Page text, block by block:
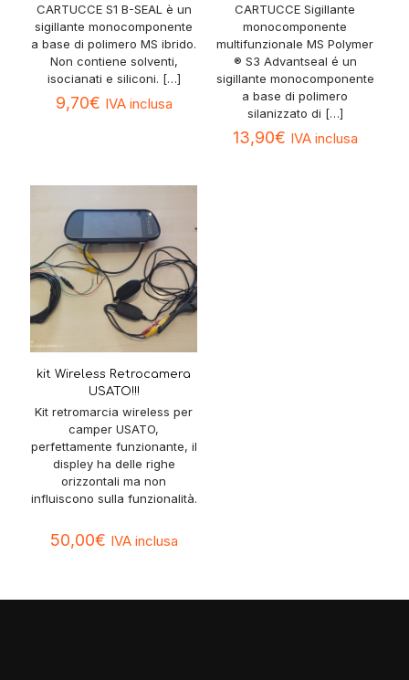
CARTUCCE S1 B-SEAL è un
sigillante monocomponente
a base di polimero MS ibrido.
Non contiene solventi,
isocianati e siliconi. […]
9,70€ IVA inclusa
CARTUCCE Sigillante
monocomponente
multifunzionale MS Polymer
® S3 Advantseal é un
sigillante monocomponente
a base di polimero
silanizzato di […]
13,90€ IVA inclusa
kit Wireless Retrocamera
USATO!!!
Kit retromarcia wireless per
camper USATO,
perfettamente funzionante, il
displey ha delle righe
orizzontali ma non
influiscono sulla funzionalità.
50,00€ IVA inclusa